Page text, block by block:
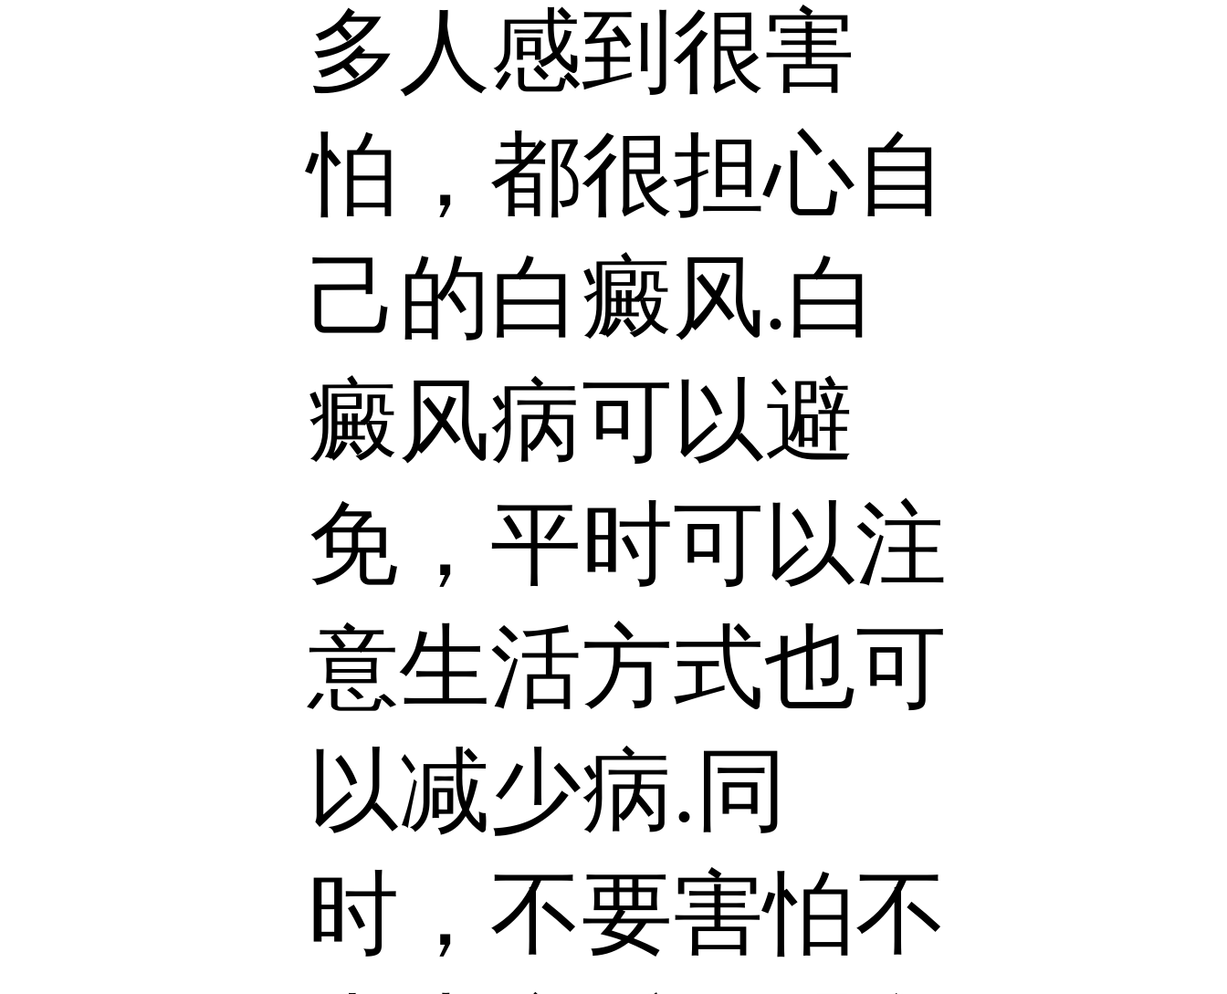
多人感到很害
怕，都很担心自
己的白癜风.白
癜风病可以避
免，平时可以注
意生活方式也可
以减少病.同
时，不要害怕不